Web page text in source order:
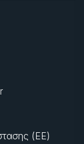
(ΕΕ)